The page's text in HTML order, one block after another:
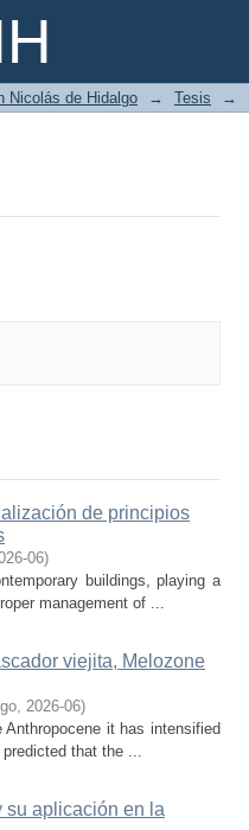
Nicolás de Hidalgo → Tesis →
de principios
06)
buildings, playing a
management of ...
viejita, Melozone
, 2026-06)
it has intensified
that the ...
su aplicación en la